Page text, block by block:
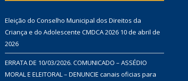
Eleição do Conselho Municipal dos Direitos da
Criança e do Adolescente CMDCA 2026 10 de abril de
2026
ERRATA DE 10/03/2026. COMUNICADO – ASSÉDIO
MORAL E ELEITORAL – DENUNCIE canais oficias para